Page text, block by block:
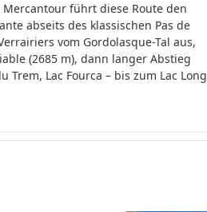
führt diese Route den
abseits des klassischen Pas de
vom Gordolasque-Tal aus,
(2685 m), dann langer Abstieg
Trem, Lac Fourca – bis zum Lac Long
Supérieur und bei klarem Wetter
klassifizierten Vallée des